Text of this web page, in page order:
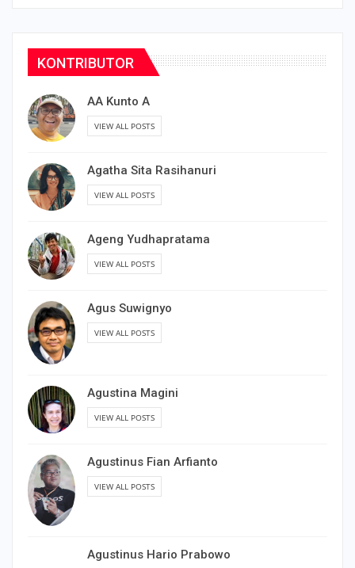
KONTRIBUTOR
AA Kunto A
VIEW ALL POSTS
Agatha Sita Rasihanuri
VIEW ALL POSTS
Ageng Yudhapratama
VIEW ALL POSTS
Agus Suwignyo
VIEW ALL POSTS
Agustina Magini
VIEW ALL POSTS
Agustinus Fian Arfianto
VIEW ALL POSTS
Agustinus Hario Prabowo